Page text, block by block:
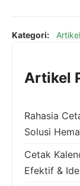
Kategori: Artikel
Artikel
Rahasia
Solusi
Cetak
Efektif &